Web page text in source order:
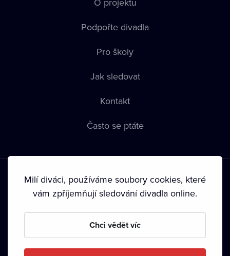
Podpořte divadla
Pro školy
Jak sledovat
Kontakt
Často se ptáte
Podmínky používání • Ochrana soukromí • Zásady používání
• Autorská práva•
Milí diváci, používáme soubory cookies, které
vám zpříjemňují sledování divadla online.
Chci vědět víc